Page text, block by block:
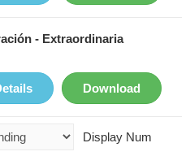
- Extraordinaria
Download
Display Num